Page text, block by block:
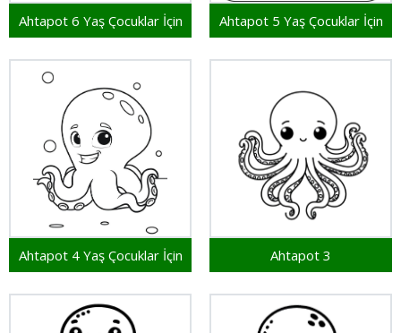
Ahtapot 6 Yaş Çocuklar İçin Ahtapot 5 Yaş Çocuklar İçin
Ahtapot 4 Yaş Çocuklar İçin Ahtapot 3